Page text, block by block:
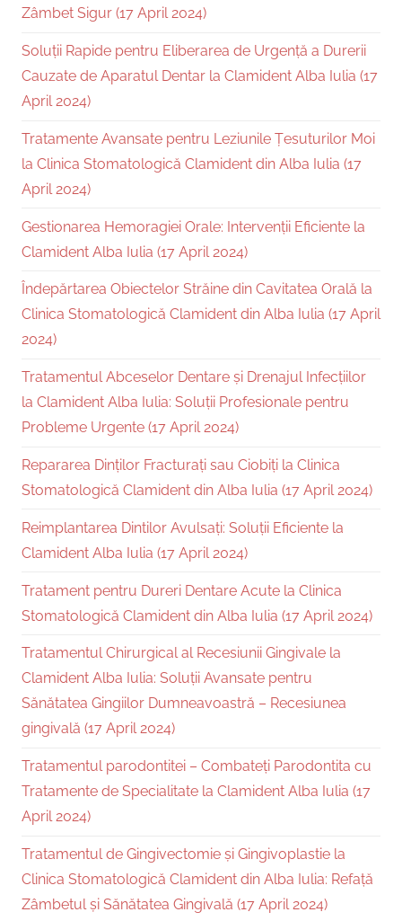
Zâmbet Sigur (17 April 2024)
Soluții Rapide pentru Eliberarea de Urgență a Durerii
Cauzate de Aparatul Dentar la Clamident Alba Iulia (17
April 2024)
Tratamente Avansate pentru Leziunile Țesuturilor Moi
la Clinica Stomatologică Clamident din Alba Iulia (17
April 2024)
Gestionarea Hemoragiei Orale: Intervenții Eficiente la
Clamident Alba Iulia (17 April 2024)
Îndepărtarea Obiectelor Străine din Cavitatea Orală la
Clinica Stomatologică Clamident din Alba Iulia (17 April
2024)
Tratamentul Abceselor Dentare și Drenajul Infecțiilor
la Clamident Alba Iulia: Soluții Profesionale pentru
Probleme Urgente (17 April 2024)
Repararea Dinților Fracturați sau Ciobiți la Clinica
Stomatologică Clamident din Alba Iulia (17 April 2024)
Reimplantarea Dintilor Avulsați: Soluții Eficiente la
Clamident Alba Iulia (17 April 2024)
Tratament pentru Dureri Dentare Acute la Clinica
Stomatologică Clamident din Alba Iulia (17 April 2024)
Tratamentul Chirurgical al Recesiunii Gingivale la
Clamident Alba Iulia: Soluții Avansate pentru
Sănătatea Gingiilor Dumneavoastră – Recesiunea
gingivală (17 April 2024)
Tratamentul parodontitei – Combateți Parodontita cu
Tratamente de Specialitate la Clamident Alba Iulia (17
April 2024)
Tratamentul de Gingivectomie și Gingivoplastie la
Clinica Stomatologică Clamident din Alba Iulia: Refață
Zâmbetul și Sănătatea Gingivală (17 April 2024)